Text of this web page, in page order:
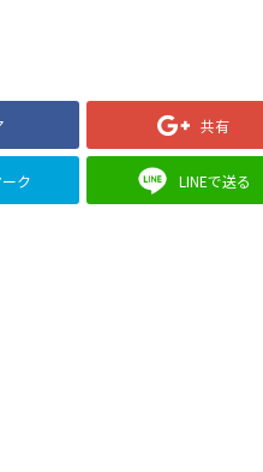
共有
ク LINEで送る